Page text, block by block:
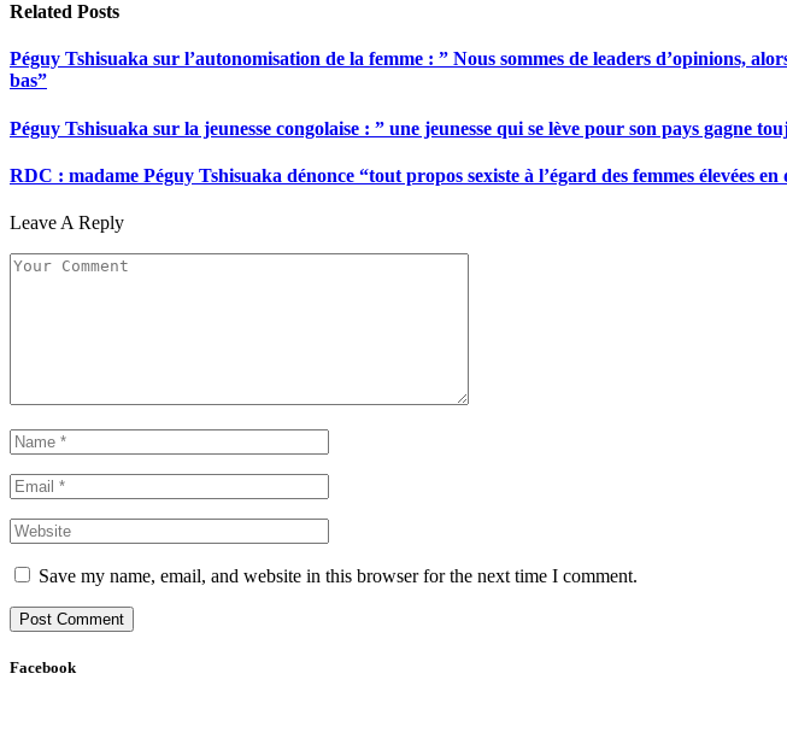
Related Posts
Péguy Tshisuaka sur l’autonomisation de la femme : ” Nous sommes de leaders d’opinions,
bas”
Péguy Tshisuaka sur la jeunesse congolaise : ” une jeunesse qui se lève pour son pays gagne
RDC : madame Péguy Tshisuaka dénonce “tout propos sexiste à l’égard des femmes
Leave A Reply
Save my name, email, and website in this browser for the next time I comment.
Facebook